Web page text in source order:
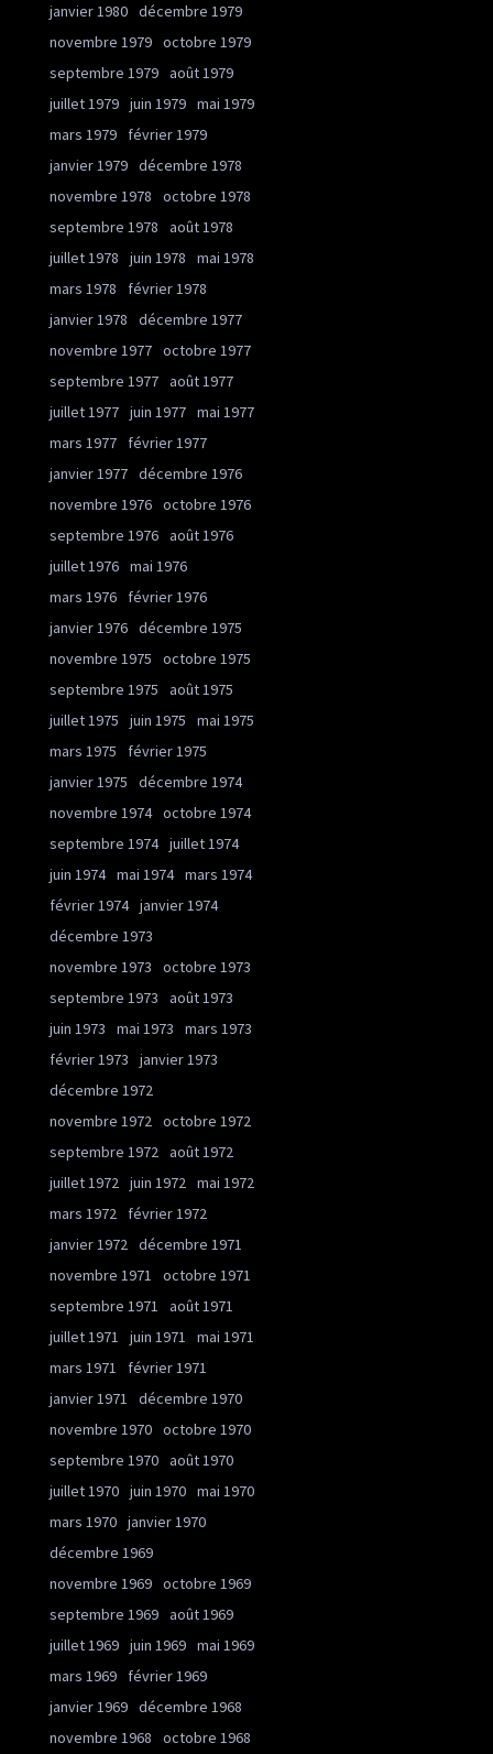
janvier 1980 décembre 1979
novembre 1979 octobre 1979
septembre 1979 août 1979
juillet 1979 juin 1979 mai 1979
mars 1979
février 1979
janvier 1979 décembre 1978
novembre 1978
octobre 1978
septembre 1978
août 1978
juillet 1978
juin 1978
mai 1978
mars 1978
février 1978
janvier 1978
décembre 1977
novembre 1977 octobre 1977
septembre 1977 août 1977
juillet 1977 juin 1977 mai 1977
mars 1977
février 1977
janvier 1977 décembre 1976
novembre 1976 octobre 1976
septembre 1976 août 1976
juillet 1976 mai 1976
mars 1976
février 1976
janvier 1976 décembre 1975
novembre 1975
octobre 1975
septembre 1975
août 1975
juillet 1975
juin 1975
mai 1975
mars 1975
février 1975
janvier 1975
décembre 1974
novembre 1974 octobre 1974
septembre 1974 juillet 1974
juin 1974 mai 1974 mars 1974
février 1974 janvier 1974
décembre 1973
novembre 1973
octobre 1973
septembre 1973
août 1973
juin 1973
mai 1973
mars 1973
février 1973
janvier 1973
décembre 1972
novembre 1972 octobre 1972
septembre 1972 août 1972
juillet 1972 juin 1972 mai 1972
mars 1972
février 1972
janvier 1972 décembre 1971
novembre 1971
octobre 1971
septembre 1971
août 1971
juillet 1971
juin 1971
mai 1971
mars 1971
février 1971
janvier 1971
décembre 1970
novembre 1970 octobre 1970
septembre 1970 août 1970
juillet 1970 juin 1970 mai 1970
mars 1970 janvier 1970
décembre 1969
novembre 1969 octobre 1969
septembre 1969 août 1969
juillet 1969 juin 1969 mai 1969
mars 1969
février 1969
janvier 1969 décembre 1968
novembre 1968
octobre 1968